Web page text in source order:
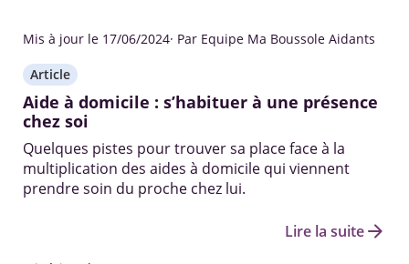
Mis à jour le 17/06/2024· Par Equipe Ma Boussole Aidants
Article
Aide à domicile : s’habituer à une présence
chez soi
Quelques pistes pour trouver sa place face à la
multiplication des aides à domicile qui viennent
prendre soin du proche chez lui.
Lire la suitearrow_forward